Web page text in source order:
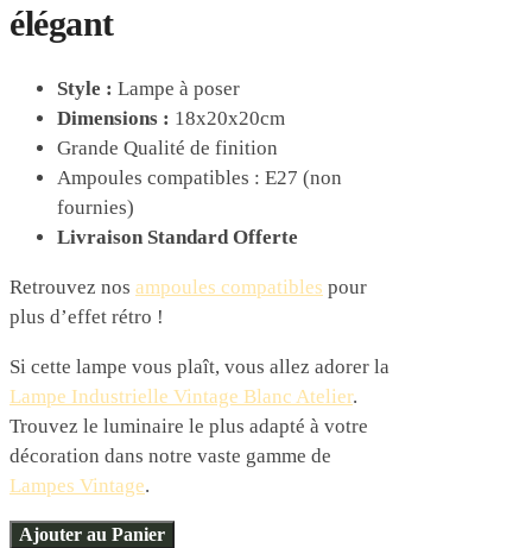
élégant
Style : Lampe à poser
Dimensions : 18x20x20cm
Grande Qualité de finition
Ampoules compatibles : E27 (non
fournies)
Livraison Standard Offerte
Retrouvez nos ampoules compatibles pour
plus d’effet rétro !
Si cette lampe vous plaît, vous allez adorer la
Lampe Industrielle Vintage Blanc Atelier.
Trouvez le luminaire le plus adapté à votre
décoration dans notre vaste gamme de
Lampes Vintage.
Ajouter au Panier